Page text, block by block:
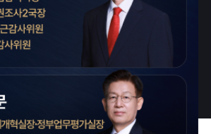
장·지청장·부장검사
경제팀장 역임 등
경제범죄전문가가
징 대응 전략을 세웁니다